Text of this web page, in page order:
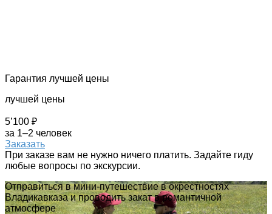
Гарантия лучшей цены
лучшей цены
5’100 ₽
за 1–2 человек
Заказать
При заказе вам не нужно ничего платить. Задайте гиду
любые вопросы по экскурсии.
Отправиться в мини-путешествие в окрестностях
Владикавказа и проводить закат в романтичной
атмосфере